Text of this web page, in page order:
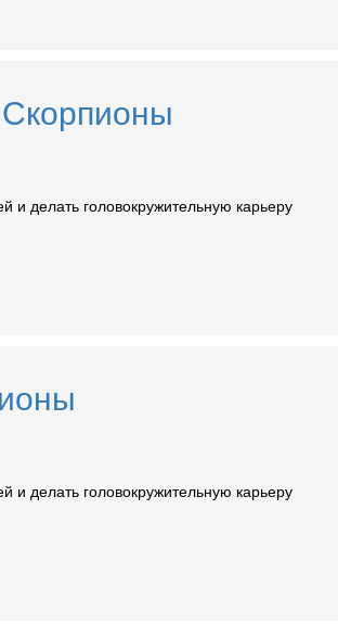
делать головокружительную карьеру
делать головокружительную карьеру